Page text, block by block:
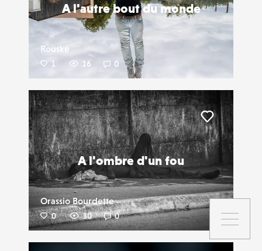
A l'autre bout du monde
Rouske
1 16 0
A l'ombre d'un fou
Orassio Bourdette
0 30 0
Liker